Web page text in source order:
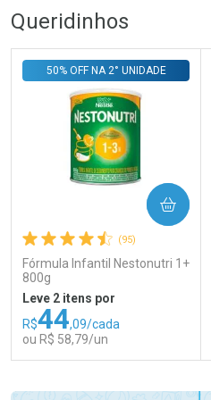
Queridinhos
(95)
Fórmula Infantil Nestonutri 1+
800g
50% OFF NA 2° UNIDADE
Leve 2 itens por
R$44,09/cada
ou R$ 58,79/un
COMPRAR